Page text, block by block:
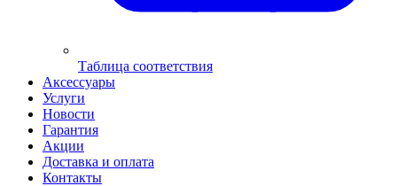
Таблица соответствия
Аксессуары
Услуги
Новости
Гарантия
Акции
Доставка и оплата
Контакты